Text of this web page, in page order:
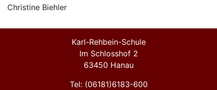
Christine Biehler
Karl-Rehbein-Schule
Im Schlosshof 2
63450 Hanau
Tel: (06181)6183-600